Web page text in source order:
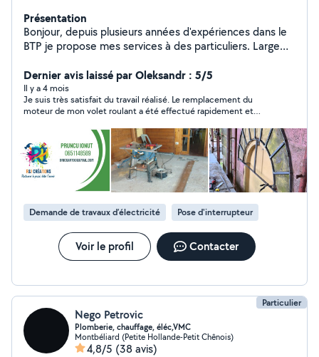
Présentation
Bonjour, depuis plusieurs années d'expériences dans le
BTP je propose mes services à des particuliers. Large
principales de mon travail sont ponctualité, écoute et
travail bien fait.
Dernier avis laissé par Oleksandr : 5/5
Il y a 4 mois
Je suis très satisfait du travail réalisé. Le remplacement du
moteur de mon volet roulant a été effectué rapidement et
très compétent. Il a pris le temps d’expliquer ce qu’il faisait et
de vérifier que tout fonctionnait parfaitement avant de partir.
Je recommande vivement ses services, vous pouvez lui faire
confiance sans hésitation !
Demande de travaux d’électricité Pose d'interrupteur
Voir le profil Contacter
Particulier
Nego Petrovic
Plomberie, chauffage, éléc,VMC
Montbéliard (Petite Hollande-Petit Chênois)
4,8/5 (38 avis)